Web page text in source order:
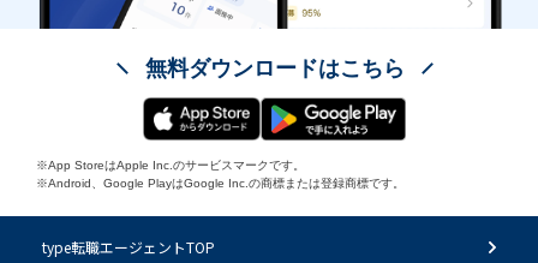
無料ダウンロードはこちら
※App StoreはApple Inc.のサービスマークです。
※Android、Google PlayはGoogle Inc.の商標または登録商標です。
type転職エージェントTOP